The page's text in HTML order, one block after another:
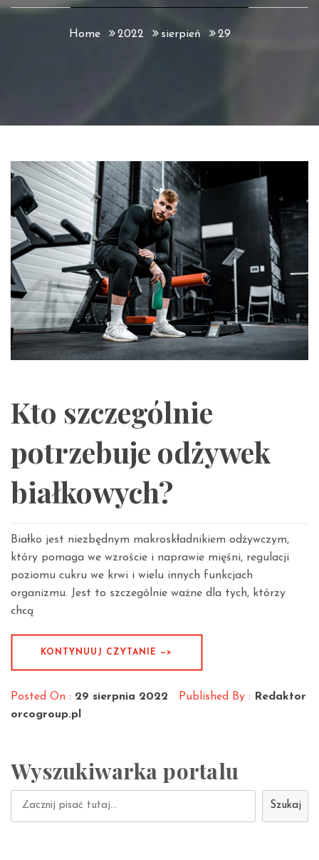
Home 2022 sierpień 29
Kto szczególnie
potrzebuje odżywek
białkowych?
Białko jest niezbędnym makroskładnikiem odżywczym,
który pomaga we wzroście i naprawie mięśni, regulacji
poziomu cukru we krwi i wielu innych funkcjach
organizmu. Jest to szczególnie ważne dla tych, którzy
chcą
KONTYNUUJ CZYTANIE —>
Posted On : 29 sierpnia 2022 Published By :
Redaktor
orcogroup.pl
Wyszukiwarka portalu
Szukaj